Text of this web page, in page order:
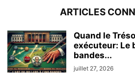
ARTICLES
Quand le
exécuteur: Le
bandes...
juillet 27, 2026